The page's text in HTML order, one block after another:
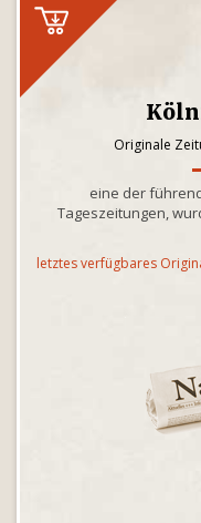
Originale
eine der
Tageszeitungen,
letztes verfügbares